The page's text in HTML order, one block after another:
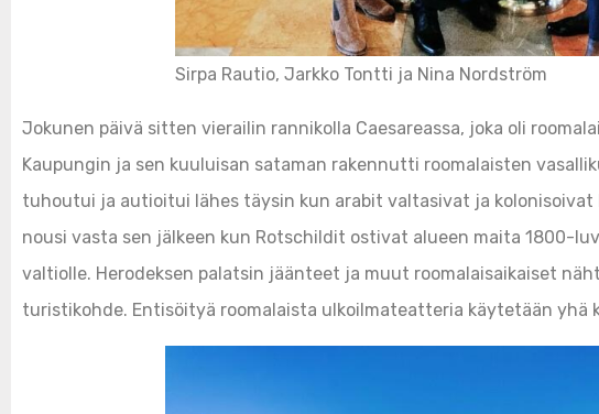
Sirpa Rautio, Jarkko Tontti ja Nina Nordström
Jokunen päivä sitten vierailin rannikolla Caesareassa, joka oli
Kaupungin ja sen kuuluisan sataman rakennutti roomalaisten
tuhoutui ja autioitui lähes täysin kun arabit valtasivat ja kolonisoivat
nousi vasta sen jälkeen kun Rotschildit ostivat alueen maita 1800-
valtiolle. Herodeksen palatsin jäänteet ja muut roomalaisaikaiset
turistikohde. Entisöityä roomalaista ulkoilmateatteria käytetään yhä